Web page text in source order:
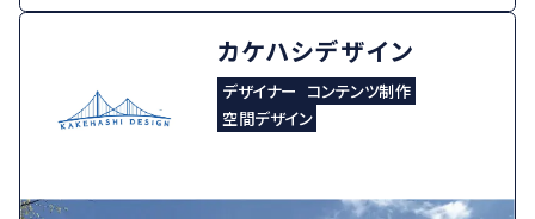
カケハシデザイン
デザイナー コンテンツ制作
空間デザイン